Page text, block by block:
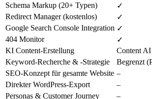
Schema Markup (20+ Typen)
✓
Redirect Manager (kostenlos)
✓
Google Search Console Integration ✓
404 Monitor
✓
KI Content-Erstellung
Content
Keyword-Recherche & -Strategie
Begrenzt
SEO-Konzept für gesamte Website –
Direkter WordPress-Export
–
Personas & Customer Journey
–